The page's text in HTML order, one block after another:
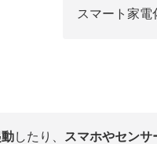
スマート家電
したり、
スマホやセンサ